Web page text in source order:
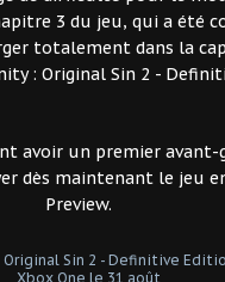
3 du jeu, qui a été
totalement dans la
: Original Sin 2 -
avoir un premier
dès maintenant le jeu
Preview.